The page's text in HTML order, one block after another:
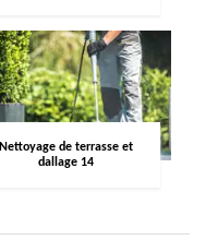
Nettoyage de terrasse et
dallage 14